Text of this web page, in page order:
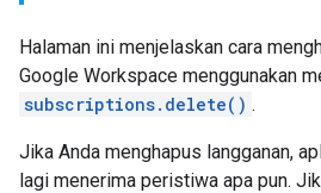
Halaman ini menjelaskan cara
Google Workspace menggunakan
subscriptions.delete() .
Jika Anda menghapus langganan,
lagi menerima peristiwa apa pun.